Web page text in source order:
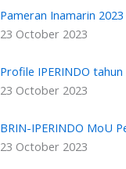
Pameran Inamarin
23 October 2023
Profile IPERINDO tahun
23 October 2023
BRIN-IPERINDO MoU
23 October 2023